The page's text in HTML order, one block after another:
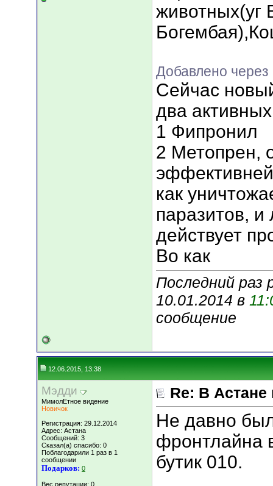
животных(уг
Добавлено через
Сейчас
два
1 Фипронил
2 Метопрен,
как
паразитов,
действует
Во как
Последний раз
10.01.2014 в
сообщение
12.06.2015, 13:38
Мэдди
МимолЕтное видение
Новичок
Регистрация: 29.12.2014
Адрес: Астана
Сообщений: 3
Сказал(а) спасибо: 0
Поблагодарили 1 раз в 1
сообщении
Подарков: 0
Вес репутации: 0
Re: В Астане
Не давно
фронтлайна
бутик 010.